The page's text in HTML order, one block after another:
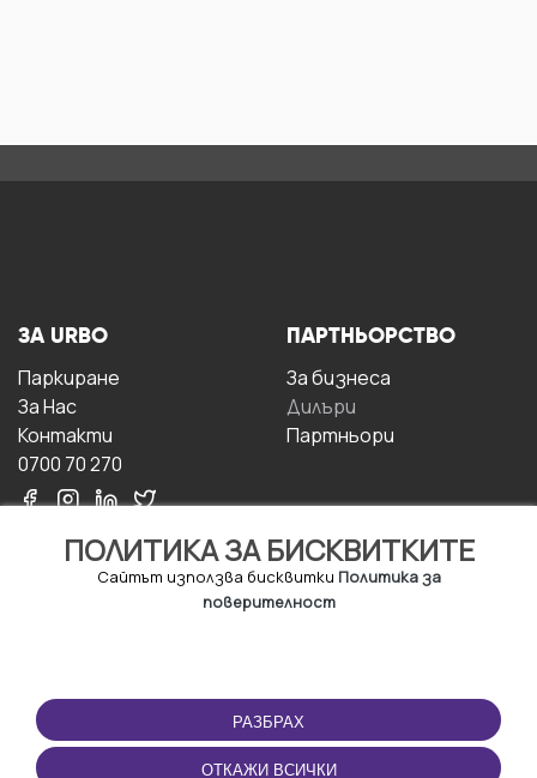
ПОЛИТИКА ЗА БИСКВИТКИТЕ
Сайтът използва бисквитки Политика за
поверителност
РАЗБРАХ
ОТКАЖИ ВСИЧКИ
ЗА URBO
Паркиране
За Hас
Контакти
0700 70 270
ПАРТНЬОРСТВО
За бизнесa
Дилъри
Партньори
ПОЛЗВАНЕ
Правила и условия за
ползване
ПРИЛОЖЕНИЕТО